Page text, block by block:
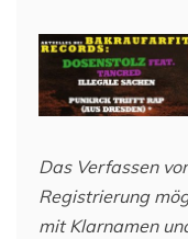
Das Verfassen
Registrierung
mit Klarnamen